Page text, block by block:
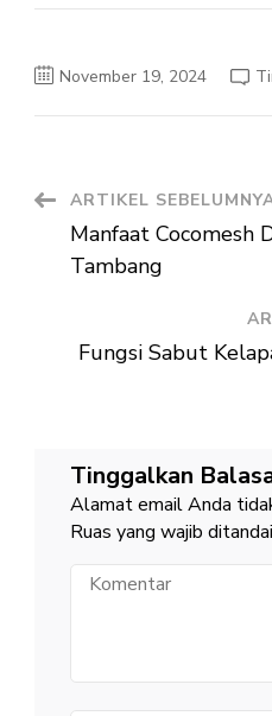
November 19, 2024
Navigasi
Artikel
ARTIKEL
Manfaat Cocomesh
Tambang
Fungsi Sabut
Tinggalkan
Alamat email Anda
Ruas yang wajib ditandai
Komentar